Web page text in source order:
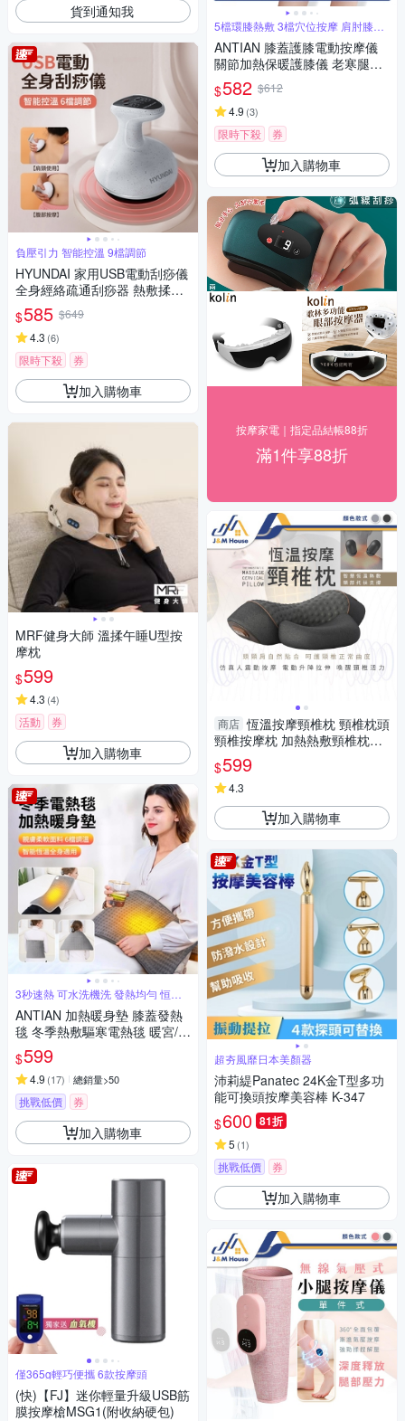
貨到通知我
負壓引力 智能控溫 9檔調節
HYUNDAI 家用USB電動刮痧儀
全身經絡疏通刮痧器 熱敷揉腹
儀 頸椎肌肉淋巴排毒按摩放鬆
儀（非醫療器材）
$585 $649
4.3 (6)
限時下殺 券
加入購物車
MRF健身大師 溫揉午睡U型按
摩枕
$599
4.3 (4)
活動 券
加入購物車
3秒速熱 可水洗機洗 發熱均勻 恒溫
線
ANTIAN 加熱暖身墊 膝蓋發熱
毯 冬季熱敷驅寒電熱毯 暖宮/暖
腿/暖背/暖手 60*30cm
$599
4.9 (17) 總銷量>50
挑戰低價 券
加入購物車
僅365g輕巧便攜 6款按摩頭
(快)【FJ】迷你輕量升級USB筋
膜按摩槍MSG1(附收納硬包)
5檔環膝熱敷 3檔穴位按摩 肩肘膝多
用途
ANTIAN 膝蓋護膝電動按摩儀
關節加熱保暖護膝儀 老寒腿保
暖發熱器 肩肘膝蓋三用 長輩送
禮 單只
$582 $612
4.9 (3)
限時下殺 券
加入購物車
按摩家電｜指定品結帳88折
滿1件享88折
商店 恆溫按摩頸椎枕 頸椎枕頭
頸椎按摩枕 加熱熱敷頸椎枕頭
頸椎牽引器 震動按摩頸椎枕頭
$599
4.3
加入購物車
超夯風靡日本美顏器
沛莉緹Panatec 24K金T型多功
能可換頭按摩美容棒 K-347
$600 81折
5 (1)
挑戰低價 券
加入購物車